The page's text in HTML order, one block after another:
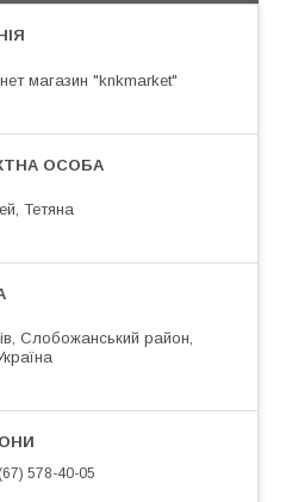
магазин "knkmarket"
Тетяна
Слобожанський район,
578-40-05